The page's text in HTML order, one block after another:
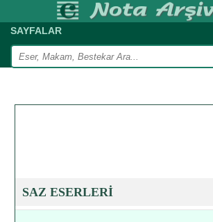
SAYFALAR
SAZ ESERLERİ